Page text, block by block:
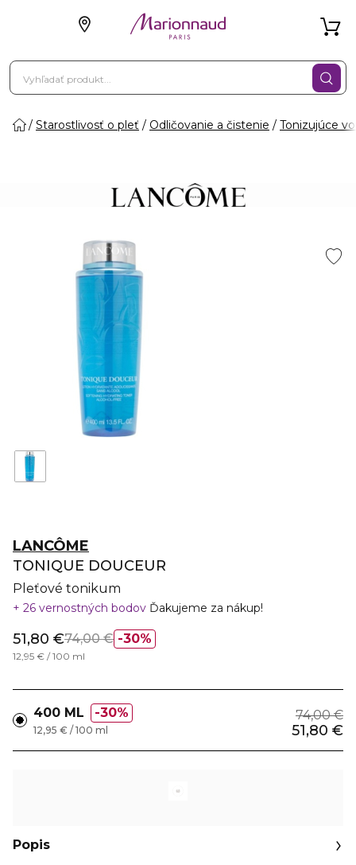
Starostlivosť o pleť Odličovanie a čistenie Tonizujúce
LANCÔME
TONIQUE DOUCEUR
Pleťové tonikum
26 vernostných bodov Ďakujeme za nákup!
30%
51,80 €74,00 €
12,95 € / 100 ml
400 ML 30% 74,00 €
51,80 €
12,95 € / 100 ml
Popis